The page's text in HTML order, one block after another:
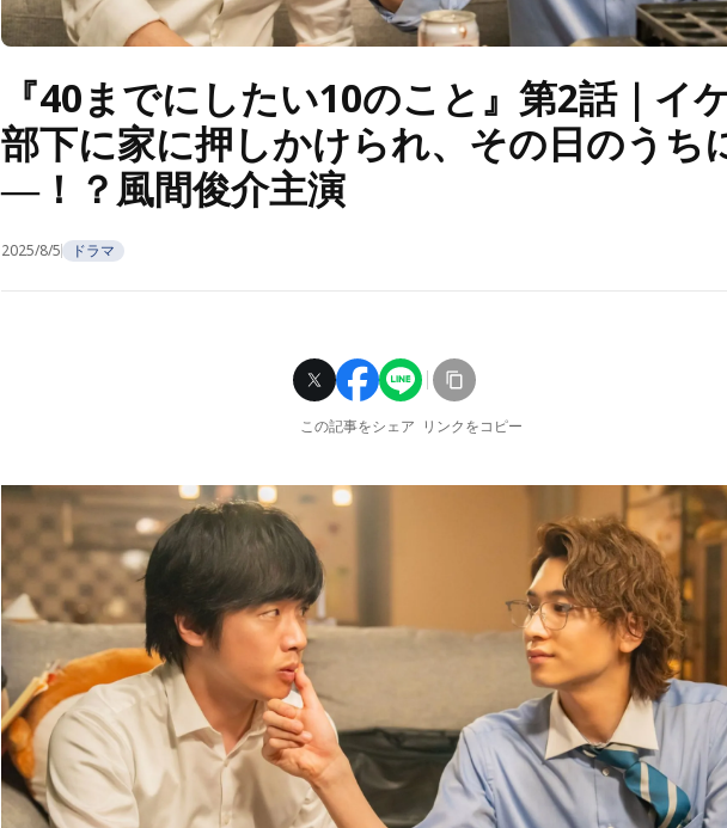
『40までにしたい10のこと』第2話｜イ
部下に家に押しかけられ、その日のうち
―！？風間俊介主演
2025/8/5 ドラマ
この記事をシェア リンクをコピー